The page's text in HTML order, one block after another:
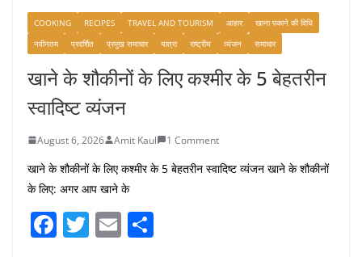
COOKING RECIPES TRAVEL AND TOURISM आहार
खाना पकाने की विधि
नवीनतम
प्रदर्शित प्रमुख समाचार यात्रा राष्ट्रीय व्यंजन समाचार
खाने के शौकीनों के लिए कश्मीर के 5 बेहतरीन
स्वादिष्ट व्यंजन
August 6, 2026 Amit Kaul 1 Comment
खाने के शौकीनों के लिए कश्मीर के 5 बेहतरीन स्वादिष्ट व्यंजन खाने के शौकीनों
के लिए: अगर आप खाने के
F T E